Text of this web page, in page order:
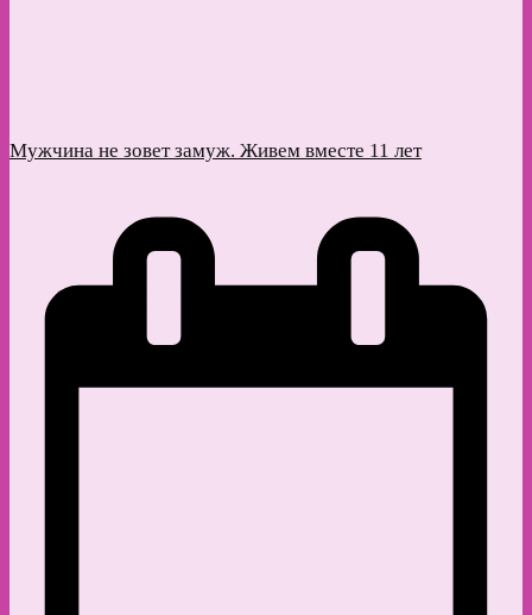
Мужчина не зовет замуж. Живем вместе 11 лет